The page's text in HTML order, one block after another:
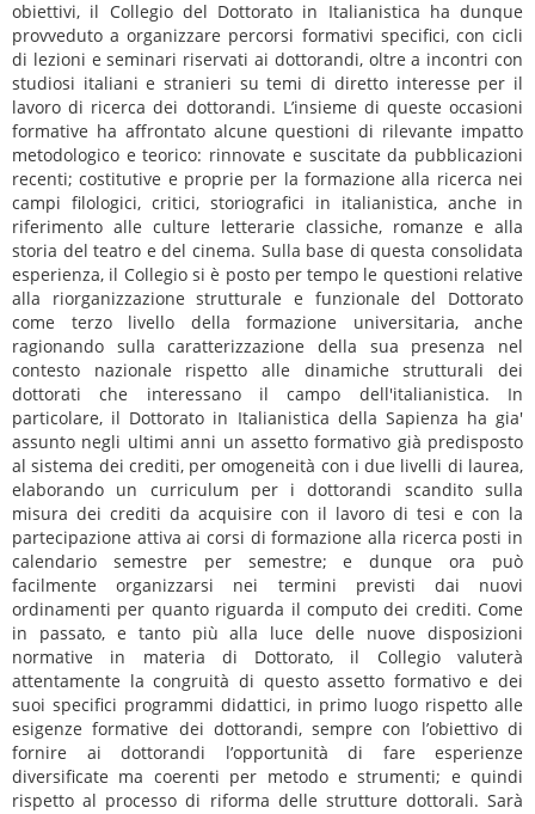
obiettivi, il Collegio del Dottorato in Italianistica ha dunque
provveduto a organizzare percorsi formativi specifici, con cicli
di lezioni e seminari riservati ai dottorandi, oltre a incontri con
studiosi italiani e stranieri su temi di diretto interesse per il
lavoro di ricerca dei dottorandi. L’insieme di queste occasioni
formative ha affrontato alcune questioni di rilevante impatto
metodologico e teorico: rinnovate e suscitate da pubblicazioni
recenti; costitutive e proprie per la formazione alla ricerca nei
campi filologici, critici, storiografici in italianistica, anche in
riferimento alle culture letterarie classiche, romanze e alla
storia del teatro e del cinema. Sulla base di questa consolidata
esperienza, il Collegio si è posto per tempo le questioni relative
alla riorganizzazione strutturale e funzionale del Dottorato
come terzo livello della formazione universitaria, anche
ragionando sulla caratterizzazione della sua presenza nel
contesto nazionale rispetto alle dinamiche strutturali dei
dottorati che interessano il campo dell'italianistica. In
particolare, il Dottorato in Italianistica della Sapienza ha gia'
assunto negli ultimi anni un assetto formativo già predisposto
al sistema dei crediti, per omogeneità con i due livelli di laurea,
elaborando un curriculum per i dottorandi scandito sulla
misura dei crediti da acquisire con il lavoro di tesi e con la
partecipazione attiva ai corsi di formazione alla ricerca posti in
calendario semestre per semestre; e dunque ora può
facilmente organizzarsi nei termini previsti dai nuovi
ordinamenti per quanto riguarda il computo dei crediti. Come
in passato, e tanto più alla luce delle nuove disposizioni
normative in materia di Dottorato, il Collegio valuterà
attentamente la congruità di questo assetto formativo e dei
suoi specifici programmi didattici, in primo luogo rispetto alle
esigenze formative dei dottorandi, sempre con l’obiettivo di
fornire ai dottorandi l’opportunità di fare esperienze
diversificate ma coerenti per metodo e strumenti; e quindi
rispetto al processo di riforma delle strutture dottorali. Sarà